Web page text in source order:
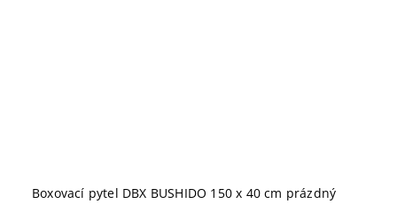
Boxovací pytel DBX BUSHIDO 150 x 40 cm prázdný